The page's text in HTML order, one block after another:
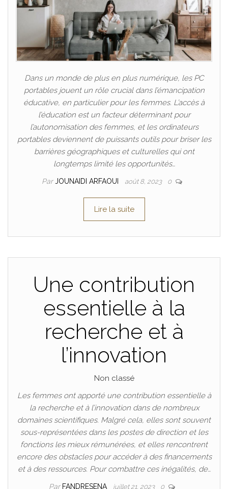
Dans un monde de plus en plus numérique, les PC
portables jouent un rôle crucial dans l’émancipation
éducative, en particulier pour les femmes. L’accès à
l’éducation est un facteur déterminant pour
l’autonomisation des femmes, et les ordinateurs
portables deviennent de puissants outils pour briser les
barrières géographiques et culturelles qui ont
longtemps limité les opportunités…
ParJOUNAIDI ARFAOUI août 8, 2023 0
Lire la suite
Une contribution
essentielle à la
recherche et à
l’innovation
Non classé
Les femmes ont apporté une contribution essentielle à
la recherche et à l’innovation dans de nombreux
domaines scientifiques. Malgré cela, elles sont souvent
sous-représentées dans les postes de direction et les
fonctions les mieux rémunérées, et elles rencontrent
encore des obstacles pour accéder à des financements
et à des ressources. Pour combattre ces inégalités, de…
Par FANDRESENA juillet 21, 2023 0